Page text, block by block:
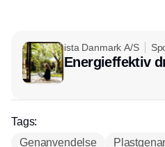
ista Danmark A/S
Energieffektiv
Tags:
Genanvendelse